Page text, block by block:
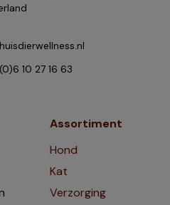
10 27 16 63
Assortiment
Hond
Kat
Verzorging